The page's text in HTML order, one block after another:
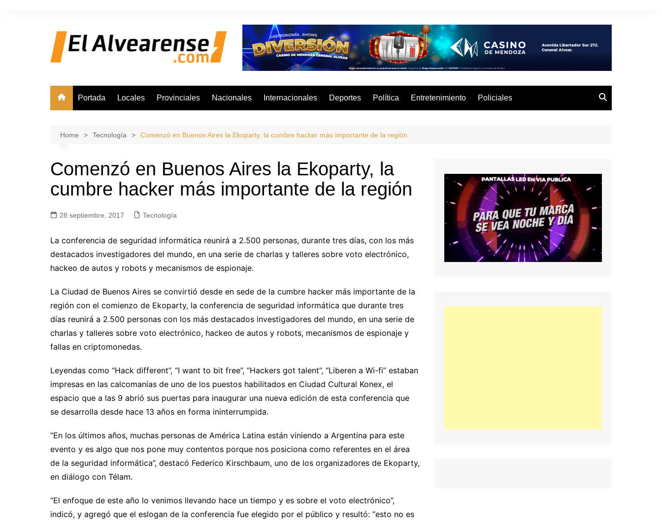
Portada Locales Provinciales Nacionales Internacionales Deportes Política Entretenimiento Policiales
Home Tecnología Comenzó en Buenos Aires la Ekoparty, la cumbre hacker más importante de la región
Comenzó en Buenos Aires la Ekoparty, la
cumbre hacker más importante de la región
28 septiembre, 2017 Tecnología
La conferencia de seguridad informática reunirá a 2.500 personas, durante tres días, con los más
destacados investigadores del mundo, en una serie de charlas y talleres sobre voto electrónico,
hackeo de autos y robots y mecanismos de espionaje.
La Ciudad de Buenos Aires se convirtió desde en sede de la cumbre hacker más importante de la
región con el comienzo de Ekoparty, la conferencia de seguridad informática que durante tres
días reunirá a 2.500 personas con los más destacados investigadores del mundo, en una serie de
charlas y talleres sobre voto electrónico, hackeo de autos y robots, mecanismos de espionaje y
fallas en criptomonedas.
Leyendas como “Hack different”, “I want to bit free”, “Hackers got talent”, “Liberen a Wi-fi” estaban
impresas en las calcomanías de uno de los puestos habilitados en Ciudad Cultural Konex, el
espacio que a las 9 abrió sus puertas para inaugurar una nueva edición de esta conferencia que
se desarrolla desde hace 13 años en forma ininterrumpida.
“En los últimos años, muchas personas de América Latina están viniendo a Argentina para este
evento y es algo que nos pone muy contentos porque nos posiciona como referentes en el área
de la seguridad informática”, destacó Federico Kirschbaum, uno de los organizadores de Ekoparty,
en diálogo con Télam.
“El enfoque de este año lo venimos llevando hace un tiempo y es sobre el voto electrónico”,
indicó, y agregó que el eslogan de la conferencia fue elegido por el público y resultó: “esto no es